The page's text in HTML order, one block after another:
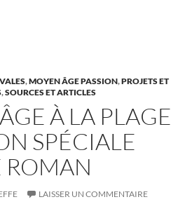
,MOYEN ÂGE PASSION,PROJETS ET
,SOURCES ET ARTICLES
À LA PLAGE
SPÉCIALE
ROMAN
LAISSER UN COMMENTAIRE